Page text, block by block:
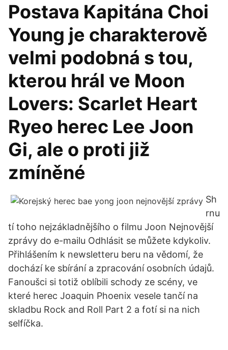
Postava Kapitána Choi
Young je charakterově
velmi podobná s tou,
kterou hrál ve Moon
Lovers: Scarlet Heart
Ryeo herec Lee Joon
Gi, ale o proti již
zmíněné
Sh
rnu
tí toho nejzákladnějšího o filmu Joon Nejnovější
zprávy do e-mailu Odhlásit se můžete kdykoliv.
Přihlášením k newsletteru beru na vědomí, že
dochází ke sbírání a zpracování osobních údajů.
Fanoušci si totiž oblíbili schody ze scény, ve
které herec Joaquin Phoenix vesele tančí na
skladbu Rock and Roll Part 2 a fotí si na nich
selfíčka.